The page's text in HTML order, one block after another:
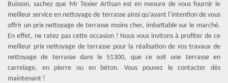
Buisson, sachez que Mr Texier Artisan est en mesure de vous fournir le
meilleur service en nettoyage de terrasse ainsi qu’ayant l’intention de vous
offrir un prix nettoyage de terrasse moins cher, imbattable sur le marché.
En effet, ne ratez pas cette occasion ! Nous vous invitons à profiter de ce
meilleur prix nettoyage de terrasse pour la réalisation de vos travaux de
nettoyage de terrasse dans le 51300, que ce soit une terrasse en
carrelage, en pierre ou en béton. Vous pouvez le contacter dès
maintenant !